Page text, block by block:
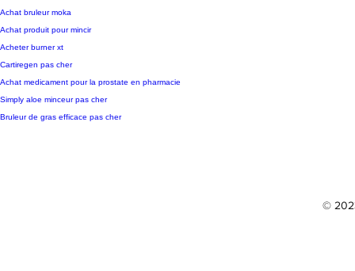
Achat bruleur moka
Achat produit pour mincir
Acheter burner xt
Cartiregen pas cher
Achat medicament pour la prostate en pharmacie
Simply aloe minceur pas cher
Bruleur de gras efficace pas cher
©